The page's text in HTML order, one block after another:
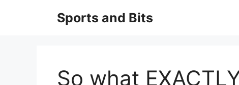
Sports and Bits
So what